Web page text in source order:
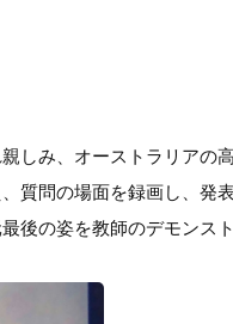
しみ、オーストラリアの
質問の場面を録画し、発表
後の姿を教師のデモンス